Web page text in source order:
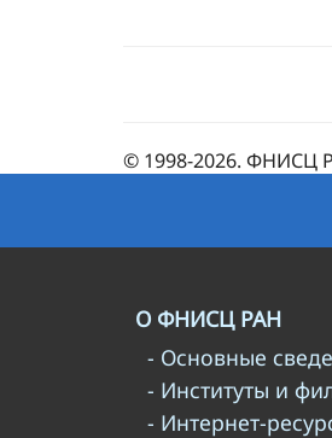
© 1998-2026. ФНИСЦ
О ФНИСЦ РАН
- Основные
- Институты и
- Интернет-